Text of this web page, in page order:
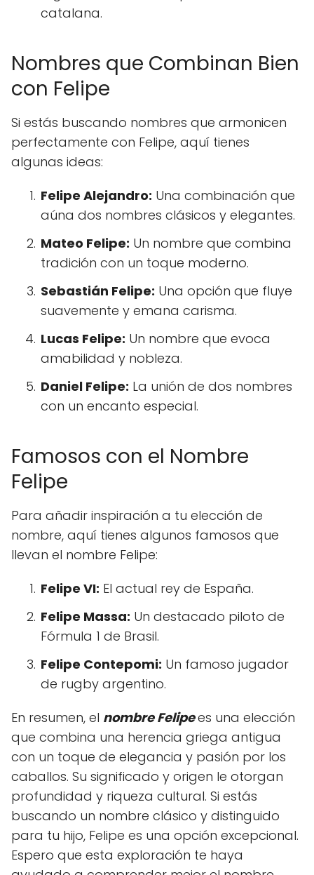
catalana.
Nombres que Combinan Bien
con Felipe
Si estás buscando nombres que armonicen
perfectamente con Felipe, aquí tienes
algunas ideas:
Felipe Alejandro: Una combinación que
aúna dos nombres clásicos y elegantes.
Mateo Felipe: Un nombre que combina
tradición con un toque moderno.
Sebastián Felipe: Una opción que fluye
suavemente y emana carisma.
Lucas Felipe: Un nombre que evoca
amabilidad y nobleza.
Daniel Felipe: La unión de dos nombres
con un encanto especial.
Famosos con el Nombre
Felipe
Para añadir inspiración a tu elección de
nombre, aquí tienes algunos famosos que
llevan el nombre Felipe:
Felipe VI: El actual rey de España.
Felipe Massa: Un destacado piloto de
Fórmula 1 de Brasil.
Felipe Contepomi: Un famoso jugador
de rugby argentino.
En resumen, el nombre Felipees una elección
que combina una herencia griega antigua
con un toque de elegancia y pasión por los
caballos. Su significado y origen le otorgan
profundidad y riqueza cultural. Si estás
buscando un nombre clásico y distinguido
para tu hijo, Felipe es una opción excepcional.
Espero que esta exploración te haya